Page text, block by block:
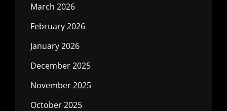
March 2026
February 2026
January 2026
December 2025
November 2025
October 2025